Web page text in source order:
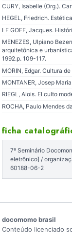
CURY, Isabelle (Org.).
HEGEL, Friedrich.
LE GOFF, Jacques.
MENEZES, Ulpiano
arquitetônica e
1992.p. 109-117.
MORIN, Edgar. Cultura
MONTANER, Josep
RIEGL, Alois. El culto
ROCHA, Paulo Mendes
ficha
7º Seminário
eletrônico] /
60188-06-2
docomomo brasil
Conteúdo licenciado